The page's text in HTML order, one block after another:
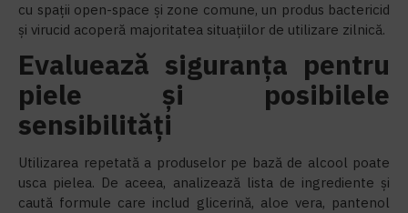
cu spații open-space și zone comune, un produs bactericid
și virucid acoperă majoritatea situațiilor de utilizare zilnică.
Evaluează siguranța pentru
piele și posibilele
sensibilități
Utilizarea repetată a produselor pe bază de alcool poate
usca pielea. De aceea, analizează lista de ingrediente și
caută formule care includ glicerină, aloe vera, pantenol